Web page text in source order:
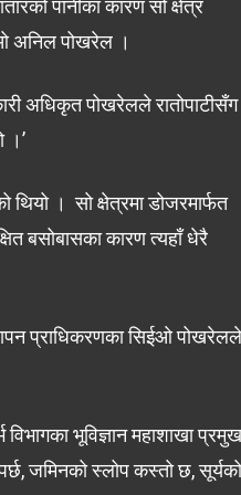
पानीका कारण सो क्षेत्र
अनिल पोखरेल ।
अधिकृत पोखरेलले रातोपाटीसँग
।’
थियो । सो क्षेत्रमा डोजरमार्फत
बसोबासका कारण त्यहाँ धेरै
प्राधिकरणका सिईओ पोखरेलले
भूविज्ञान महाशाखा प्रमुख
जमिनको स्लोप कस्तो छ, सूर्यको